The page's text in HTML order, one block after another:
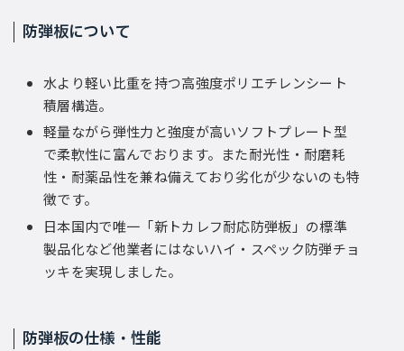
防弾板について
水より軽い比重を持つ高強度ポリエチレンシート
積層構造。
軽量ながら弾性力と強度が高いソフトプレート型
で柔軟性に富んでおります。また耐光性・耐磨耗
性・耐薬品性を兼ね備えており劣化が少ないのも特
徴です。
日本国内で唯一「新トカレフ耐応防弾板」の標準
製品化など他業者にはないハイ・スペック防弾チョ
ッキを実現しました。
防弾板の仕様・性能